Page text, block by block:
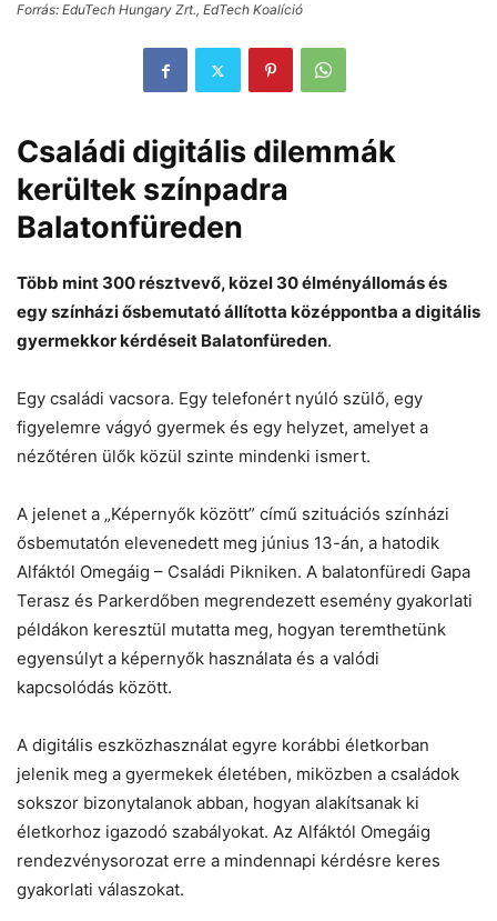
Forrás: EduTech Hungary Zrt., EdTech Koalíció
Családi digitális dilemmák
kerültek színpadra
Balatonfüreden
Több mint 300 résztvevő, közel 30 élményállomás és
egy színházi ősbemutató állította középpontba a digitális
gyermekkor kérdéseit Balatonfüreden.
Egy családi vacsora. Egy telefonért nyúló szülő, egy
figyelemre vágyó gyermek és egy helyzet, amelyet a
nézőtéren ülők közül szinte mindenki ismert.
A jelenet a „Képernyők között” című szituációs színházi
ősbemutatón elevenedett meg június 13-án, a hatodik
Alfáktól Omegáig – Családi Pikniken. A balatonfüredi Gapa
Terasz és Parkerdőben megrendezett esemény gyakorlati
példákon keresztül mutatta meg, hogyan teremthetünk
egyensúlyt a képernyők használata és a valódi
kapcsolódás között.
A digitális eszközhasználat egyre korábbi életkorban
jelenik meg a gyermekek életében, miközben a családok
sokszor bizonytalanok abban, hogyan alakítsanak ki
életkorhoz igazodó szabályokat. Az Alfáktól Omegáig
rendezvénysorozat erre a mindennapi kérdésre keres
gyakorlati válaszokat.